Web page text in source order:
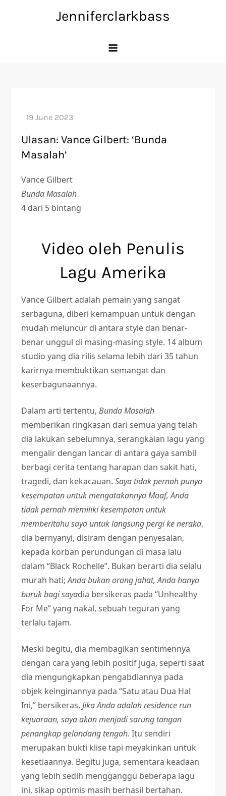
Jenniferclarkbass
Ulasan: Vance Gilbert: ‘Bunda
Masalah’
Vance Gilbert
Bunda Masalah
4 dari 5 bintang
Video oleh Penulis
Lagu Amerika
Vance Gilbert adalah pemain yang sangat
serbaguna, diberi kemampuan untuk dengan
mudah meluncur di antara style dan benar-
benar unggul di masing-masing style. 14 album
studio yang dia rilis selama lebih dari 35 tahun
karirnya membuktikan semangat dan
keserbagunaannya.
Dalam arti tertentu,Bunda Masalah
memberikan ringkasan dari semua yang telah
dia lakukan sebelumnya, serangkaian lagu yang
mengalir dengan lancar di antara gaya sambil
berbagi cerita tentang harapan dan sakit hati,
tragedi, dan kekacauan.Saya tidak pernah punya
kesempatan untuk mengatakannya Maaf, Anda
tidak pernah memiliki kesempatan untuk
memberitahu saya untuk langsung pergi ke neraka,
dia bernyanyi, disiram dengan penyesalan,
kepada korban perundungan di masa lalu
dalam “Black Rochelle”. Bukan berarti dia selalu
murah hati;Anda bukan orang jahat, Anda hanya
buruk bagi sayadia bersikeras pada “Unhealthy
For Me” yang nakal, sebuah teguran yang
terlalu tajam.
Meski begitu, dia membagikan sentimennya
dengan cara yang lebih positif juga, seperti saat
dia mengungkapkan pengabdiannya pada
objek keinginannya pada “Satu atau Dua Hal
Ini,” bersikeras,Jika Anda adalah residence run
kejuaraan, saya akan menjadi sarung tangan
penangkap gelandang tengah. Itu sendiri
merupakan bukti klise tapi meyakinkan untuk
kesetiaannya. Begitu juga, sementara keadaan
yang lebih sedih mengganggu beberapa lagu
ini, sikap optimis masih berhasil bertahan.